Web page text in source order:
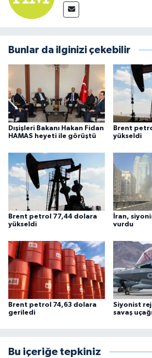
Bunlar da ilginizi çekebilir
Dışişleri Bakanı Hakan Fidan
HAMAS heyeti ile görüştü
Brent
yükseldi
Brent petrol 77,44 dolara
yükseldi
İran,
vurdu
Brent petrol 74,63 dolara
geriledi
Siyonist
savaş
Bu içeriğe tepkiniz